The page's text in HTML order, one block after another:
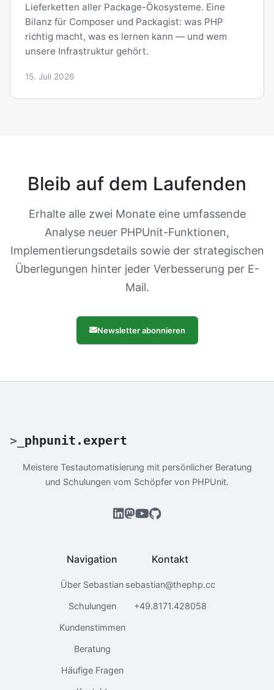
Lieferketten aller Package-Ökosysteme. Eine
Bilanz für Composer und Packagist: was PHP
richtig macht, was es lernen kann — und wem
unsere Infrastruktur gehört.
15. Juli 2026
Bleib auf dem Laufenden
Erhalte alle zwei Monate eine umfassende
Analyse neuer PHPUnit-Funktionen,
Implementierungsdetails sowie der strategischen
Überlegungen hinter jeder Verbesserung per E-
Mail.
Newsletter abonnieren
> phpunit.expert
Meistere Testautomatisierung mit persönlicher Beratung
und Schulungen vom Schöpfer von PHPUnit.
Navigation
Über Sebastian
Schulungen
Kundenstimmen
Beratung
Häufige Fragen
Kontakt
sebastian@thephp.cc
+49.8171.428058